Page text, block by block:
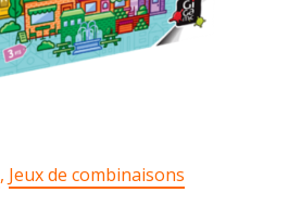
, Jeux de combinaisons